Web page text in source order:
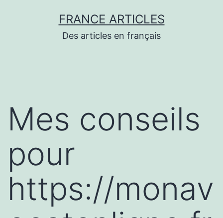
FRANCE ARTICLES
Des articles en français
Mes conseils
pour
https://monav